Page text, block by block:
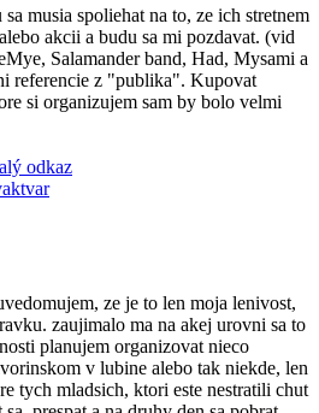
musia spoliehat na to, ze ich stretnem
akcii a budu sa mi pozdavat. (vid
Salamander band, Had, Mysami a
referencie z "publika". Kupovat
si organizujem sam by bolo velmi
odkaz
ze je to len moja lenivost,
zaujimalo ma na akej urovni sa to
planujem organizovat nieco
v lubine alebo tak niekde, len
tych mladsich, ktori este nestratili chut